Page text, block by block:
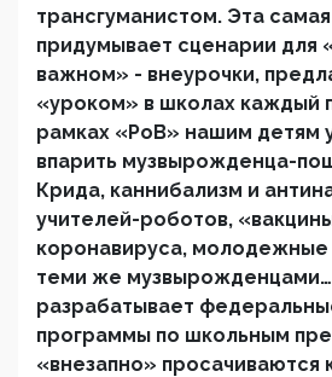
трансгуманистом. Эта
придумывает сценарии для
важном» - внеурочки,
«уроком» в школах каждый
рамках «РоВ» нашим детям
впарить музвырожденца-
Крида, каннибализм и
учителей-роботов,
коронавируса, молодежные
теми же
разрабатывает
программы по школьным
«внезапно» просачиваются